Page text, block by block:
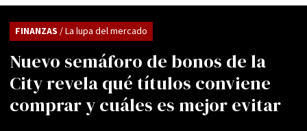
Nuevo semáforo de bonos de la
City revela qué títulos conviene
comprar y cuáles es mejor evitar
FINANZAS / La lupa del mercado